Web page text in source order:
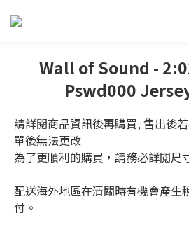
Wall of Sound -
Pswd000
請詳閱商品資訊後再購買, 售出後
單後無法更改
為了更順利的購買，請務必詳閱尺
配送海外地區在清關時有機會產生
付。